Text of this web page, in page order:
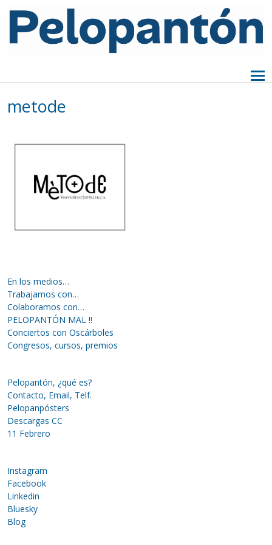
metode
En los medios…
Trabajamos con…
Colaboramos con…
PELOPANTÓN MAL !!
Conciertos con Oscárboles
Congresos, cursos, premios
Pelopantón, ¿qué es?
Contacto, Email, Telf.
Pelopanpósters
Descargas CC
11 Febrero
Instagram
Facebook
Linkedin
Bluesky
Blog